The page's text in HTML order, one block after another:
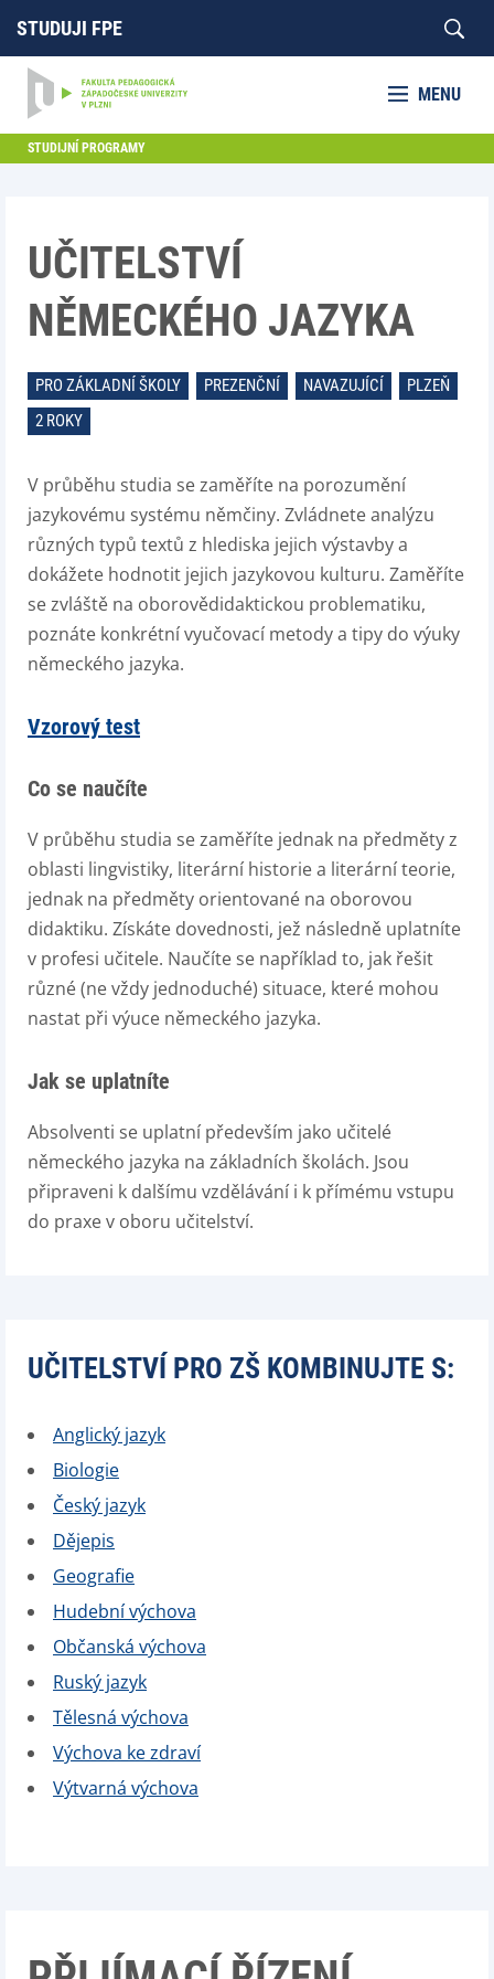
STUDUJI FPE
MENU
STUDIJNÍ PROGRAMY
UČITELSTVÍ
NĚMECKÉHO JAZYKA
PRO ZÁKLADNÍ ŠKOLY PREZENČNÍ NAVAZUJÍCÍ
PLZEŇ
2 ROKY
V průběhu studia se zaměříte na porozumění
jazykovému systému němčiny. Zvládnete analýzu
různých typů textů z hlediska jejich výstavby a
dokážete hodnotit jejich jazykovou kulturu. Zaměříte
se zvláště na oborovědidaktickou problematiku,
poznáte konkrétní vyučovací metody a tipy do výuky
německého jazyka.
Vzorový test
Co se naučíte
V průběhu studia se zaměříte jednak na předměty z
oblasti lingvistiky, literární historie a literární teorie,
jednak na předměty orientované na oborovou
didaktiku. Získáte dovednosti, jež následně uplatníte
v profesi učitele. Naučíte se například to, jak řešit
různé (ne vždy jednoduché) situace, které mohou
nastat při výuce německého jazyka.
Jak se uplatníte
Absolventi se uplatní především jako učitelé
německého jazyka na základních školách. Jsou
připraveni k dalšímu vzdělávání i k přímému vstupu
do praxe v oboru učitelství.
UČITELSTVÍ PRO ZŠ KOMBINUJTE S:
Anglický jazyk
Biologie
Český jazyk
Dějepis
Geografie
Hudební výchova
Občanská výchova
Ruský jazyk
Tělesná výchova
Výchova ke zdraví
Výtvarná výchova